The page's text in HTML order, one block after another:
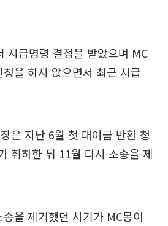
지급명령 결정을 받았으며 MC
을 하지 않으면서 최근 지급
은 지난 6월 첫 대여금 반환 청
취하한 뒤 11월 다시 소송을 제
을 제기했던 시기가 MC몽이